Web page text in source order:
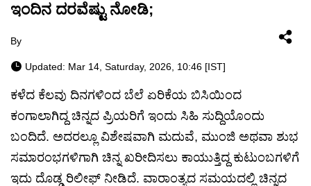
ಇಂದಿನ ದರವೆಷ್ಟು ನೋಡಿ;
By
Updated: Mar 14, Saturday, 2026, 10:46 [IST]
ಕಳೆದ ಕೆಲವು ದಿನಗಳಿಂದ ಬೆಲೆ ಏರಿಕೆಯ ಬಿಸಿಯಿಂದ
ಕಂಗಾಲಾಗಿದ್ದ ಚಿನ್ನದ ಪ್ರಿಯರಿಗೆ ಇಂದು ಸಿಹಿ ಸುದ್ದಿಯೊಂದು
ಬಂದಿದೆ. ಅದರಲ್ಲೂ ವಿಶೇಷವಾಗಿ ಮದುವೆ, ಮುಂಜಿ ಅಥವಾ ಶುಭ
ಸಮಾರಂಭಗಳಿಗಾಗಿ ಚಿನ್ನ ಖರೀದಿಸಲು ಕಾಯುತ್ತಿದ್ದ ಕುಟುಂಬಗಳಿಗೆ
ಇದು ದೊಡ್ಡ ರಿಲೀಫ್ ನೀಡಿದೆ. ವಾರಾಂತ್ಯದ ಸಮಯದಲ್ಲಿ ಚಿನ್ನದ